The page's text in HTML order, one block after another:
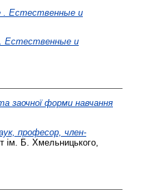
. Естественные и
Естественные и
заочної форми навчання
професор, член-
ім. Б. Хмельницького,